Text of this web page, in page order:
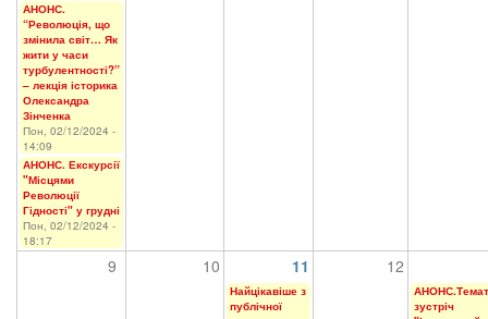
АНОНС.
“Революція, що
змінила світ… Як
жити у часи
турбулентності?”
– лекція історика
Олександра
Зінченка
Пон, 02/12/2024 -
14:09
АНОНС. Екскурсії
"Місцями
Революції
Гідності" у грудні
Пон, 02/12/2024 -
18:17
9 10 11 12
Найцікавіше з
публічної
зустріч